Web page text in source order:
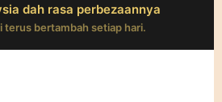
dah rasa perbezaannya
terus bertambah setiap hari.